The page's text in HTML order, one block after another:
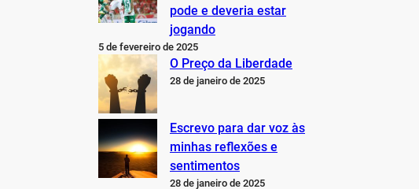
pode e deveria estar
jogando
5 de fevereiro de 2025
O Preço da Liberdade
28 de janeiro de 2025
Escrevo para dar voz às
minhas reflexões e
sentimentos
28 de janeiro de 2025